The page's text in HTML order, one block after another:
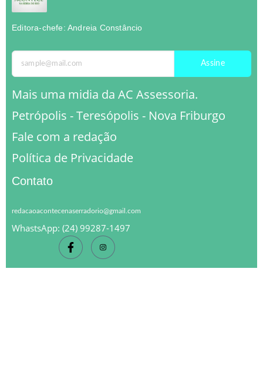
Editora-chefe: Andreia Constâncio
Assine
Mais uma midia da AC Assessoria.
Petrópolis - Teresópolis - Nova Friburgo
Fale com a redação
Política de Privacidade
Contato
redacaoacontecenaserradorio@gmail.com
WhastsApp: (24) 99287-1497